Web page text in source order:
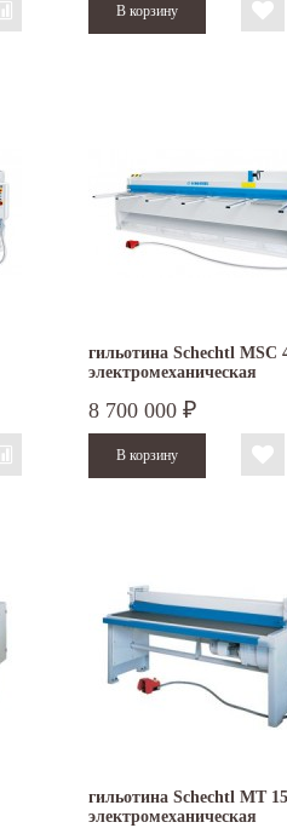
гильотина Schechtl MSC
электромеханическая
8 700 000 ₽
гильотина Schechtl MT
электромеханическая